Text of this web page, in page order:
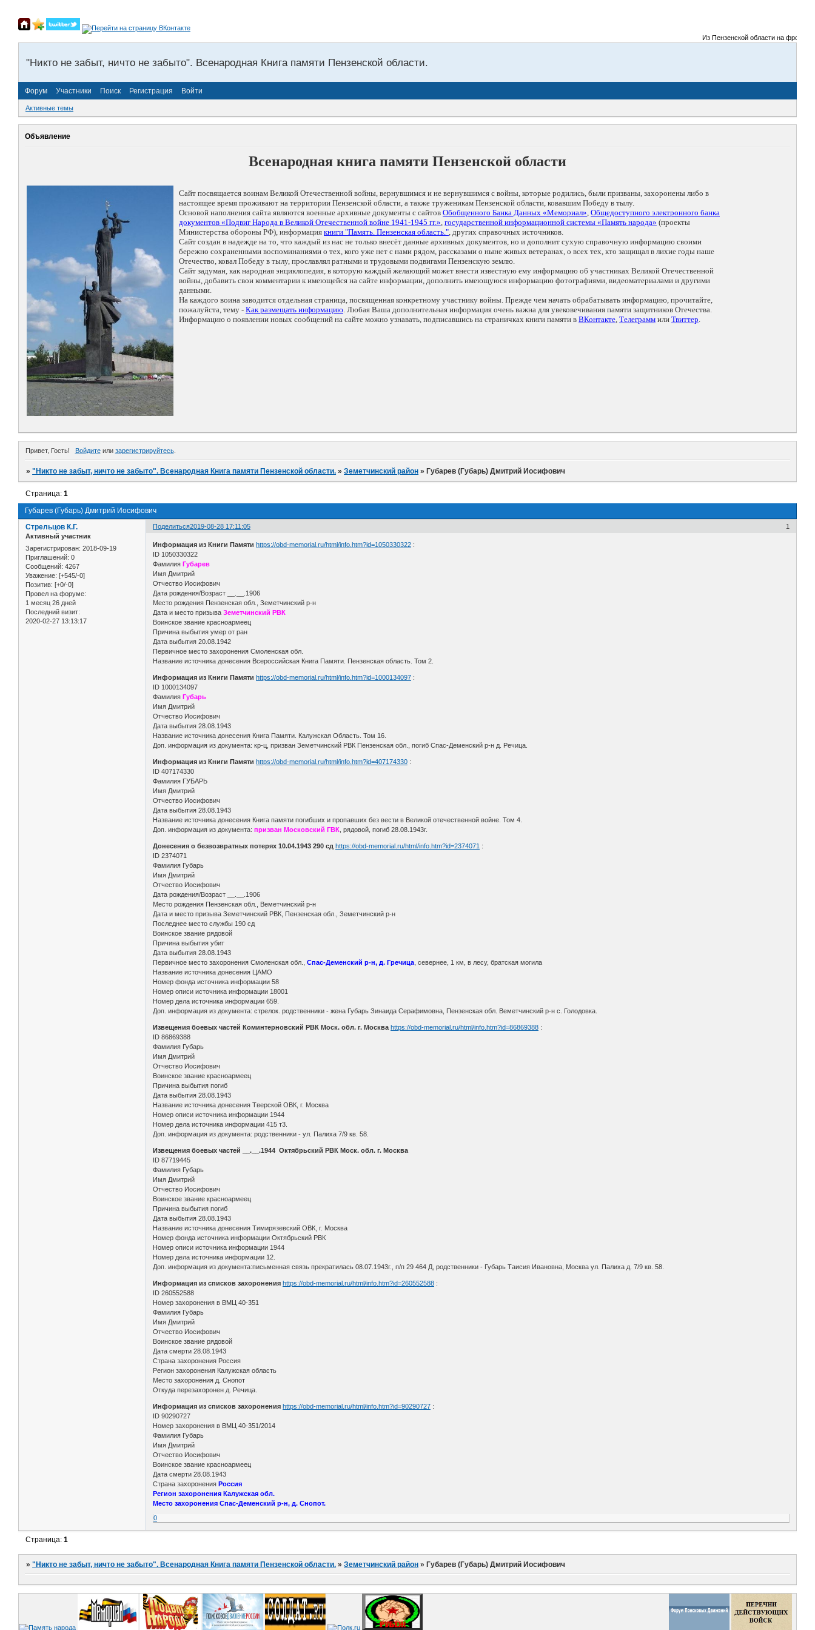
Из Пензенской области на фронты
"Никто не забыт, ничто не забыто". Всенародная Книга памяти Пензенской области.
Форум Участники Поиск Регистрация Войти
Активные темы
Объявление
Всенародная книга памяти Пензенской области
Сайт посвящается воинам Великой Отечественной войны, вернувшимся и не вернувшимся с войны, которые родились, были призваны, захоронены либо в
настоящее время проживают на территории Пензенской области, а также труженикам Пензенской области, ковавшим Победу в тылу.
Основой наполнения сайта являются военные архивные документы с сайтов Обобщенного Банка Данных «Мемориал», Общедоступного электронного банка
документов «Подвиг Народа в Великой Отечественной войне 1941-1945 гг.», государственной информационной системы «Память народа» (проекты
Министерства обороны РФ), информация книги "Память. Пензенская область.", других справочных источников.
Сайт создан в надежде на то, что каждый из нас не только внесёт данные архивных документов, но и дополнит сухую справочную информацию своими
бережно сохраненными воспоминаниями о тех, кого уже нет с нами рядом, рассказами о ныне живых ветеранах, о всех тех, кто защищал в лихие годы наше
Отечество, ковал Победу в тылу, прославлял ратными и трудовыми подвигами Пензенскую землю.
Сайт задуман, как народная энциклопедия, в которую каждый желающий может внести известную ему информацию об участниках Великой Отечественной
войны, добавить свои комментарии к имеющейся на сайте информации, дополнить имеющуюся информацию фотографиями, видеоматериалами и другими
данными.
На каждого воина заводится отдельная страница, посвященная конкретному участнику войны. Прежде чем начать обрабатывать информацию, прочитайте,
пожалуйста, тему - Как размещать информацию. Любая Ваша дополнительная информация очень важна для увековечивания памяти защитников Отечества.
Информацию о появлении новых сообщений на сайте можно узнавать, подписавшись на страничках книги памяти в ВКонтакте, Телеграмм или Твиттер.
Привет, Гость! Войдитеили зарегистрируйтесь.
»"Никто не забыт, ничто не забыто". Всенародная Книга памяти Пензенской области. »Земетчинский район » Губарев (Губарь) Дмитрий Иосифович
Губарев (Губарь) Дмитрий Иосифович
Страница:1
Поделиться 1
2019-08-28 17:11:05
Стрельцов К.Г.
Активный участник
Зарегистрирован: 2018-09-19
Приглашений: 0
Сообщений: 4267
Уважение: [+545/-0]
Позитив: [+0/-0]
Провел на форуме:
1 месяц 26 дней
Последний визит:
2020-02-27 13:13:17
Информация из Книги Памяти https://obd-memorial.ru/html/info.htm?id=1050330322 :
ID 1050330322
Фамилия Губарев
Имя Дмитрий
Отчество Иосифович
Дата рождения/Возраст __.__.1906
Место рождения Пензенская обл., Земетчинский р-н
Дата и место призыва Земетчинский РВК
Воинское звание красноармеец
Причина выбытия умер от ран
Дата выбытия 20.08.1942
Первичное место захоронения Смоленская обл.
Название источника донесения Всероссийская Книга Памяти. Пензенская область. Том 2.
Информация из Книги Памяти https://obd-memorial.ru/html/info.htm?id=1000134097 :
ID 1000134097
Фамилия Губарь
Имя Дмитрий
Отчество Иосифович
Дата выбытия 28.08.1943
Название источника донесения Книга Памяти. Калужская Область. Том 16.
Доп. информация из документа: кр-ц, призван Земетчинский РВК Пензенская обл., погиб Спас-Деменский р-н д. Речица.
Информация из Книги Памяти https://obd-memorial.ru/html/info.htm?id=407174330 :
ID 407174330
Фамилия ГУБАРЬ
Имя Дмитрий
Отчество Иосифович
Дата выбытия 28.08.1943
Название источника донесения Книга памяти погибших и пропавших без вести в Великой отечественной войне. Том 4.
Доп. информация из документа:призван Московский ГВК , рядовой, погиб 28.08.1943г.
Донесения о безвозвратных потерях 10.04.1943 290 сд https://obd-memorial.ru/html/info.htm?id=2374071 :
ID 2374071
Фамилия Губарь
Имя Дмитрий
Отчество Иосифович
Дата рождения/Возраст __.__.1906
Место рождения Пензенская обл., Веметчинский р-н
Дата и место призыва Земетчинский РВК, Пензенская обл., Земетчинский р-н
Последнее место службы 190 сд
Воинское звание рядовой
Причина выбытия убит
Дата выбытия 28.08.1943
Первичное место захоронения Смоленская обл.,Спас-Деменский р-н, д. Гречица , севернее, 1 км, в лесу, братская могила
Название источника донесения ЦАМО
Номер фонда источника информации 58
Номер описи источника информации 18001
Номер дела источника информации 659.
Доп. информация из документа: стрелок. родственники - жена Губарь Зинаида Серафимовна, Пензенская обл. Веметчинский р-н с. Голодовка.
Извещения боевых частей Коминтерновский РВК Моск. обл. г. Москва https://obd-memorial.ru/html/info.htm?id=86869388 :
ID 86869388
Фамилия Губарь
Имя Дмитрий
Отчество Иосифович
Воинское звание красноармеец
Причина выбытия погиб
Дата выбытия 28.08.1943
Название источника донесения Тверской ОВК, г. Москва
Номер описи источника информации 1944
Номер дела источника информации 415 т3.
Доп. информация из документа: родственники - ул. Палиха 7/9 кв. 58.
Извещения боевых частей __.__.1944 Октябрьский РВК Моск. обл. г. Москва
ID 87719445
Фамилия Губарь
Имя Дмитрий
Отчество Иосифович
Воинское звание красноармеец
Причина выбытия погиб
Дата выбытия 28.08.1943
Название источника донесения Тимирязевский ОВК, г. Москва
Номер фонда источника информации Октябрьский РВК
Номер описи источника информации 1944
Номер дела источника информации 12.
Доп. информация из документа:письменная связь прекратилась 08.07.1943г., п/п 29 464 Д, родственники - Губарь Таисия Ивановна, Москва ул. Палиха д. 7/9 кв. 58.
Информация из списков захоронения https://obd-memorial.ru/html/info.htm?id=260552588 :
ID 260552588
Номер захоронения в ВМЦ 40-351
Фамилия Губарь
Имя Дмитрий
Отчество Иосифович
Воинское звание рядовой
Дата смерти 28.08.1943
Страна захоронения Россия
Регион захоронения Калужская область
Место захоронения д. Снопот
Откуда перезахоронен д. Речица.
Информация из списков захоронения https://obd-memorial.ru/html/info.htm?id=90290727 :
ID 90290727
Номер захоронения в ВМЦ 40-351/2014
Фамилия Губарь
Имя Дмитрий
Отчество Иосифович
Воинское звание красноармеец
Дата смерти 28.08.1943
Страна захороненияРоссия
Регион захоронения Калужская обл.
Место захоронения Спас-Деменский р-н, д. Снопот.
0
Страница:1
»"Никто не забыт, ничто не забыто". Всенародная Книга памяти Пензенской области. »Земетчинский район » Губарев (Губарь) Дмитрий Иосифович